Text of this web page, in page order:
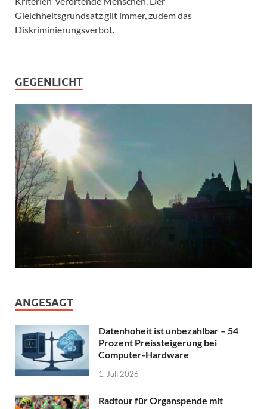
Gleichheitsgrundsatz gilt immer, zudem das
Diskriminierungsverbot.
GEGENLICHT
ANGESAGT
Datenhoheit ist unbezahlbar – 54
Prozent Preissteigerung bei
Computer-Hardware
1. Juli 2026
Radtour für Organspende mit